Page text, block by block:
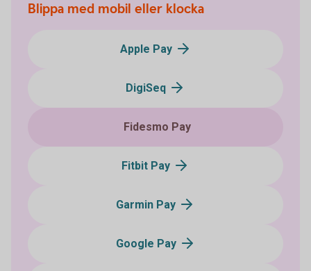
Blippa med mobil eller klocka
Apple Pay
DigiSeq
Fidesmo Pay
Fitbit Pay
Garmin Pay
Google Pay